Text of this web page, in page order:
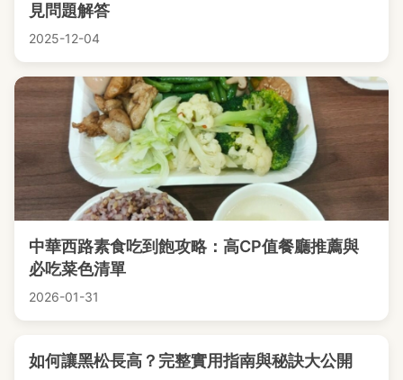
見問題解答
2025-12-04
中華西路素食吃到飽攻略：高CP值餐廳推薦與
必吃菜色清單
2026-01-31
如何讓黑松長高？完整實用指南與秘訣大公開